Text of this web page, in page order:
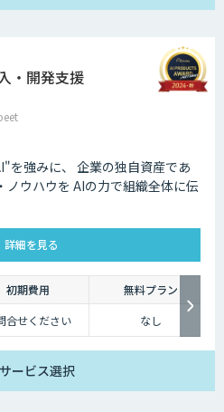
・開発支援
を強みに、 企業の独自資産であ
ノウハウを AIの力で組織全体に伝
詳細を見る
初期費用
無料プラン
合せください なし
サービス選択